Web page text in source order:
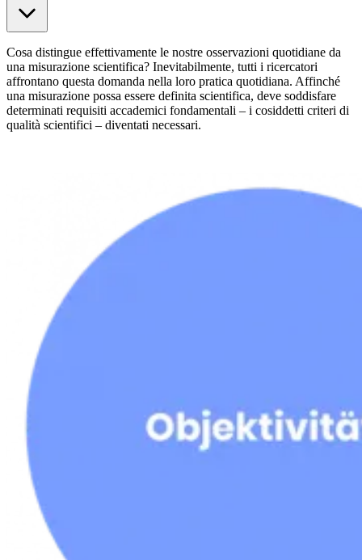
Cosa distingue effettivamente le nostre osservazioni quotidiane da
una misurazione scientifica? Inevitabilmente, tutti i ricercatori
affrontano questa domanda nella loro pratica quotidiana. Affinché
una misurazione possa essere definita scientifica, deve soddisfare
determinati requisiti accademici fondamentali – i cosiddetti criteri di
qualità scientifici – diventati necessari.